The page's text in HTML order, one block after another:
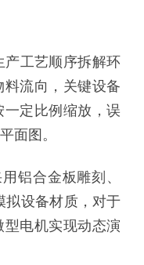
工艺顺序拆解环
流向，关键设备
定比例缩放，误
面图。
铝合金板雕刻、
拟设备材质，对于
电机实现动态演